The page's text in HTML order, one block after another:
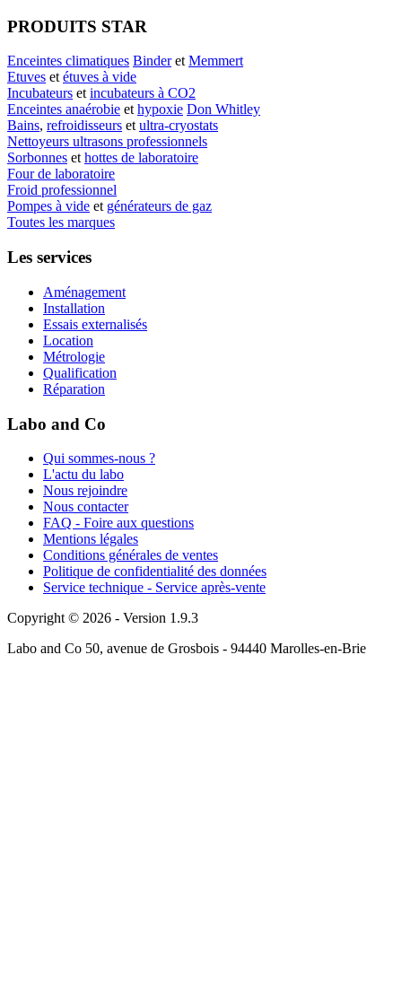
PRODUITS STAR
Enceintes climatiques BinderetMemmert
Etuves etétuves à vide
Incubateurs etincubateurs à CO2
Enceintes anaérobie ethypoxie Don Whitley
Bains, refroidisseurs etultra-cryostats
Nettoyeurs ultrasons professionnels
Sorbonnes ethottes de laboratoire
Four de laboratoire
Froid professionnel
Pompes à vide et générateurs de gaz
Toutes les marques
Les services
Aménagement
Installation
Essais externalisés
Location
Métrologie
Qualification
Réparation
Labo and Co
Qui sommes-nous ?
L'actu du labo
Nous rejoindre
Nous contacter
FAQ - Foire aux questions
Mentions légales
Conditions générales de ventes
Politique de confidentialité des données
Service technique - Service après-vente
Copyright © 2026 - Version 1.9.3
Labo and Co 50, avenue de Grosbois - 94440 Marolles-en-Brie